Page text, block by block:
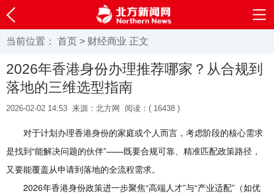
当前位置： 首页 > 财经商业 正文
2026年香港身份办理推荐哪家？从合规到
落地的三维选型指南
2026-02-02 14:53 来源：北方网 阅读：( 16438 )
对于计划办理香港身份的家庭或个人而言，考虑阶段的核心需求
是找到“能解决问题的伙伴”——既要合规可靠、精准匹配政策路径，
又要能覆盖从申请到落地的全流程需求。
2026年香港身份政策进一步聚焦“高端人才”与“产业适配”（如优